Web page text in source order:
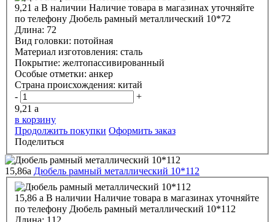
9,21 a В наличии Наличие товара в магазинах уточняйте
по телефону Дюбель рамный металлический 10*72
Длина: 72
Вид головки: потойная
Материал изготовления: сталь
Покрытие: желтопассивированный
Особые отметки: анкер
Страна происхождения: китай
-
+
9,21 a
в корзину
Продолжить покупки Оформить заказ
Поделиться
15,86a Дюбель рамный металлический 10*112
15,86 a В наличии Наличие товара в магазинах уточняйте
по телефону Дюбель рамный металлический 10*112
Длина: 112